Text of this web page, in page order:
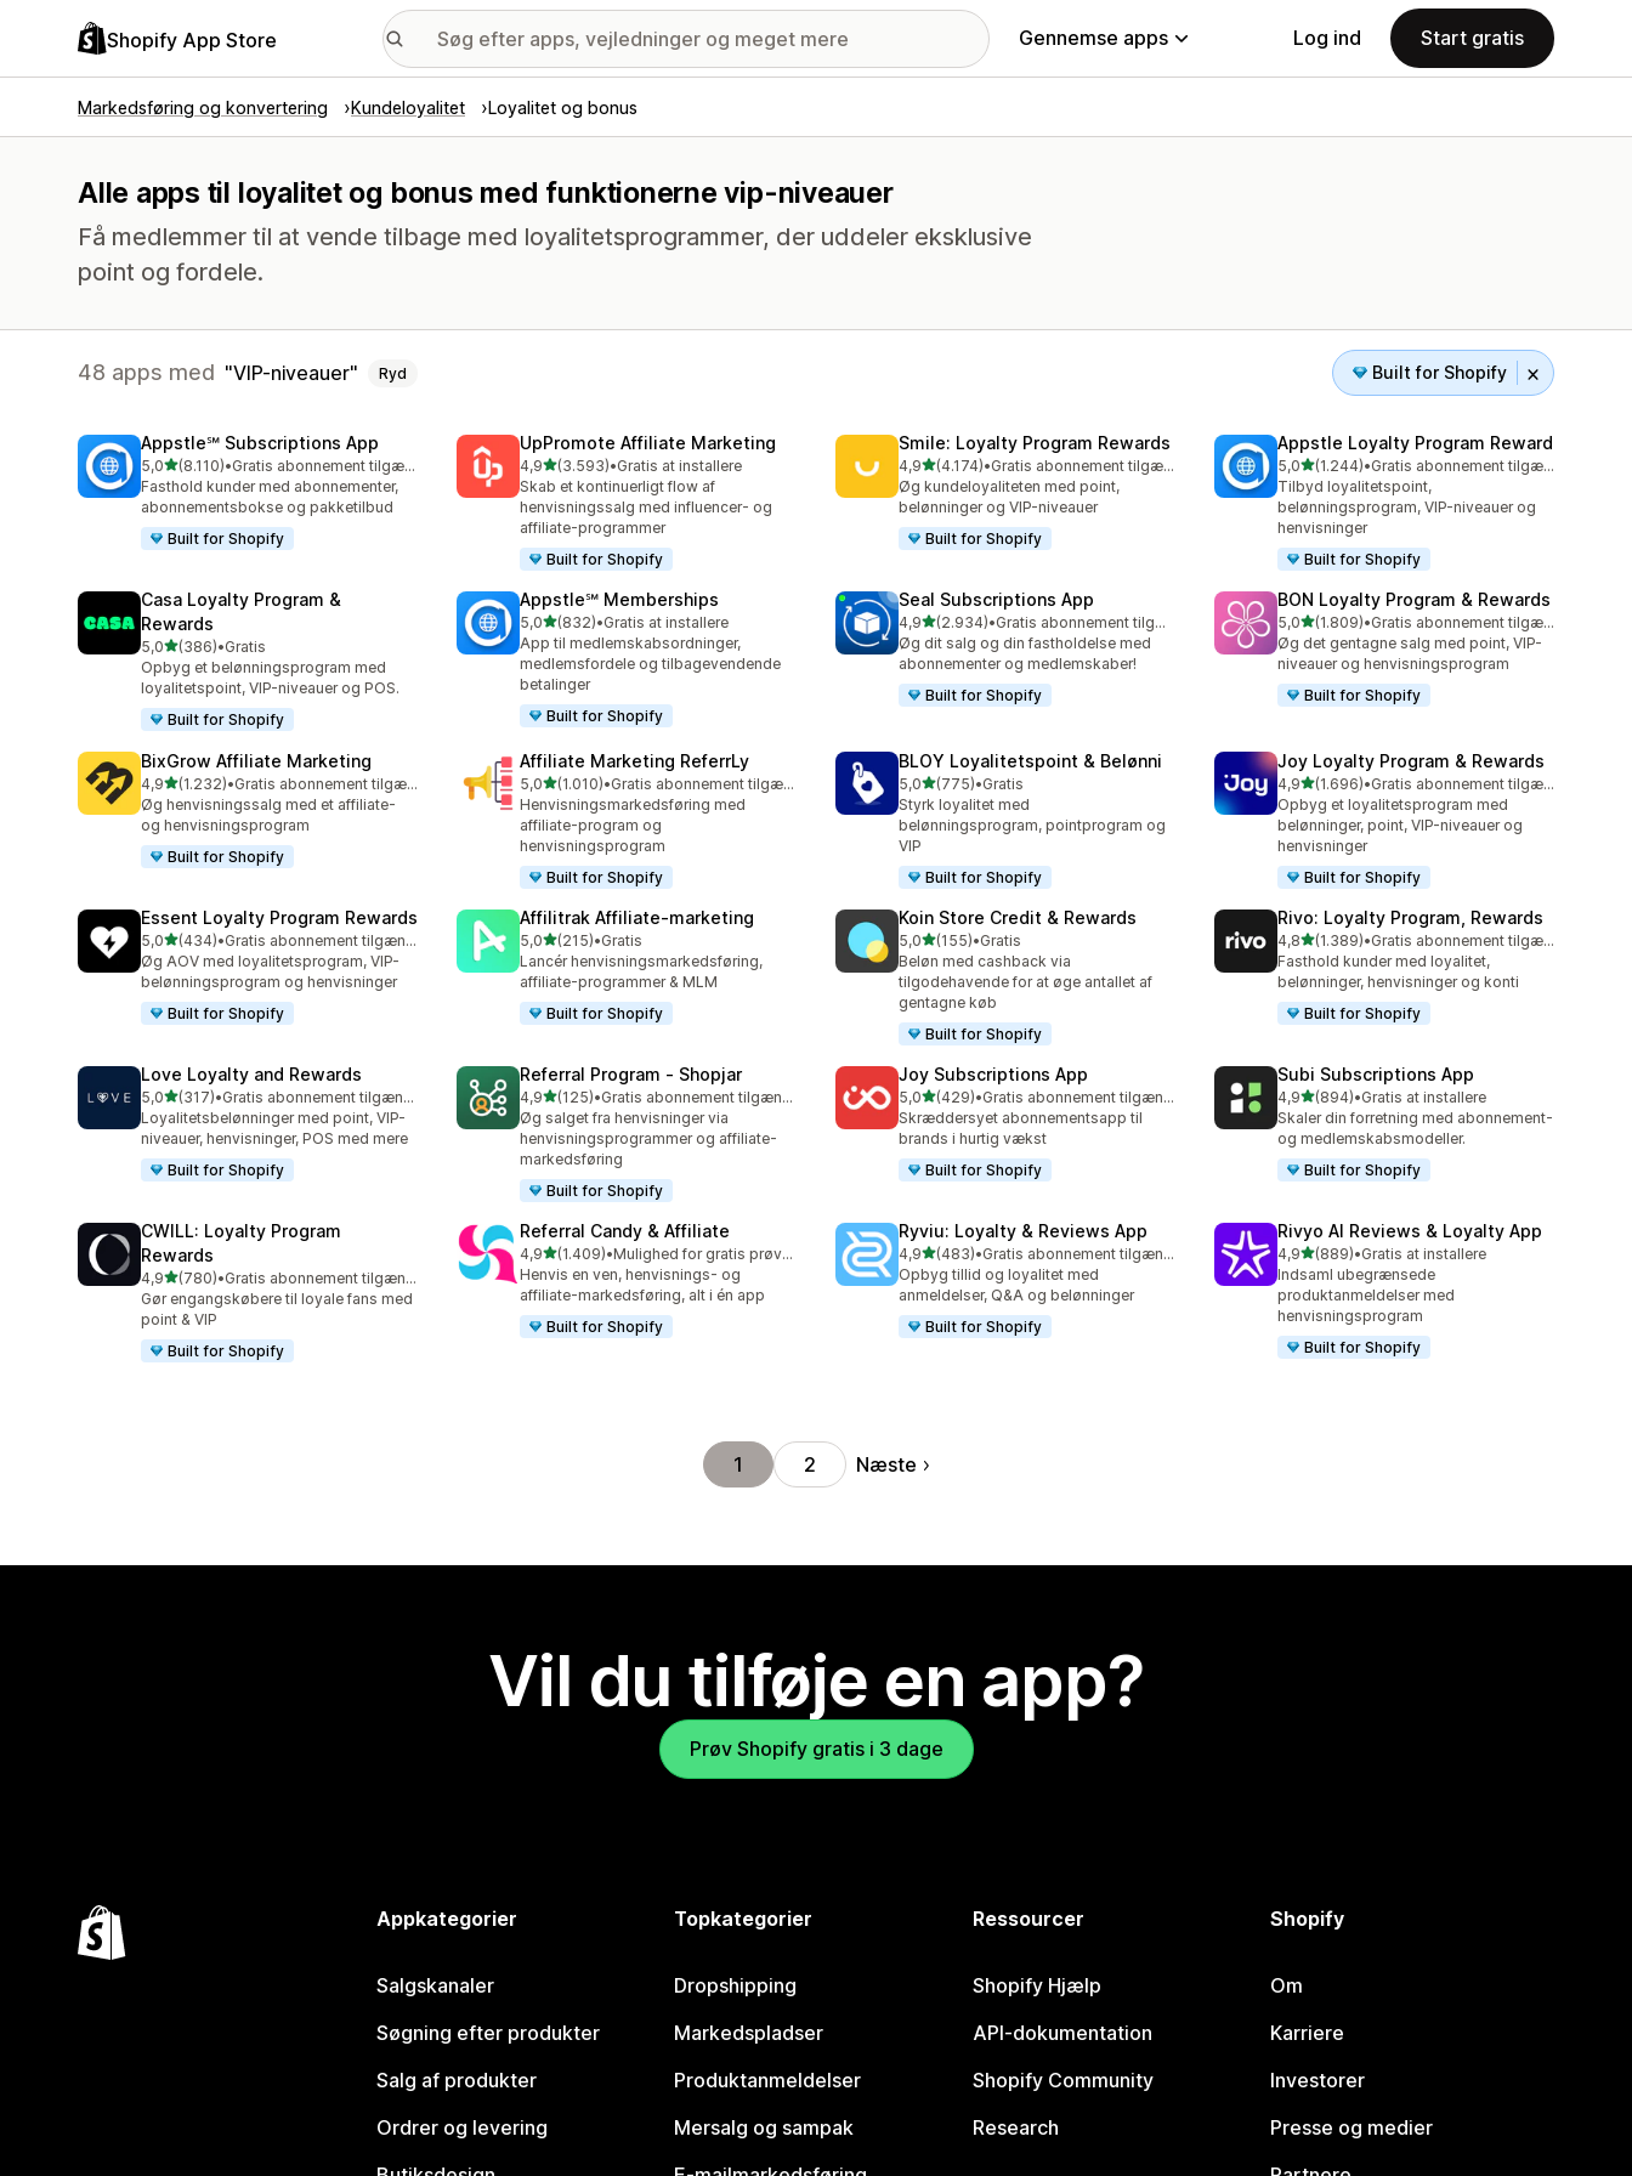
Shopify App Store Gennemse apps Log ind Start gratis
Markedsføring og konvertering Kundeloyalitet Loyalitet og bonus
Alle apps til loyalitet og bonus med funktionerne vip-niveauer
Få medlemmer til at vende tilbage med loyalitetsprogrammer, der uddeler eksklusive
point og fordele.
48 apps med VIP-niveauer Ryd Built for Shopify
Appstle℠ Subscriptions App
5,0ud af 5 stjerner
(8.110)
8110 anmeldelser i alt
•
Gratis abonnement tilgængeligt
Fasthold kunder med abonnementer,
abonnementsbokse og pakketilbud
Built for Shopify
UpPromote Affiliate Marketing
4,9ud af 5 stjerner
(3.593)
3593 anmeldelser i alt
•Gratis at installere
Skab et kontinuerligt flow af
henvisningssalg med influencer- og
affiliate-programmer
Built for Shopify
Smile: Loyalty Program Rewards
4,9ud af 5 stjerner
(4.174)
4174 anmeldelser i alt
•
Gratis abonnement tilgængeligt
Øg kundeloyaliteten med point,
belønninger og VIP-niveauer
Built for Shopify
Appstle Loyalty Program Reward
5,0ud af 5 stjerner
(1.244)
1244 anmeldelser i alt
•
Gratis abonnement tilgængeligt
Tilbyd loyalitetspoint,
belønningsprogram, VIP-niveauer og
henvisninger
Built for Shopify
Casa Loyalty Program &
Rewards
5,0ud af 5 stjerner
(386)
386 anmeldelser i alt
•Gratis
Opbyg et belønningsprogram med
loyalitetspoint, VIP-niveauer og POS.
Built for Shopify
Appstle℠ Memberships
5,0ud af 5 stjerner
(832)
832 anmeldelser i alt
•Gratis at installere
App til medlemskabsordninger,
medlemsfordele og tilbagevendende
betalinger
Built for Shopify
Seal Subscriptions App
4,9ud af 5 stjerner
(2.934)
2934 anmeldelser i alt
•
Gratis abonnement tilgængeligt
Øg dit salg og din fastholdelse med
abonnementer og medlemskaber!
Built for Shopify
BON Loyalty Program & Rewards
5,0ud af 5 stjerner
(1.809)
1809 anmeldelser i alt
•
Gratis abonnement tilgængeligt
Øg det gentagne salg med point, VIP-
niveauer og henvisningsprogram
Built for Shopify
BixGrow Affiliate Marketing
4,9ud af 5 stjerner
(1.232)
1232 anmeldelser i alt
•
Gratis abonnement tilgængeligt
Øg henvisningssalg med et affiliate-
og henvisningsprogram
Built for Shopify
Affiliate Marketing ReferrLy
5,0ud af 5 stjerner
(1.010)
1010 anmeldelser i alt
•
Gratis abonnement tilgængeligt
Henvisningsmarkedsføring med
affiliate-program og
henvisningsprogram
Built for Shopify
BLOY Loyalitetspoint & Belønni
5,0ud af 5 stjerner
(775)
775 anmeldelser i alt
•Gratis
Styrk loyalitet med
belønningsprogram, pointprogram og
VIP
Built for Shopify
Joy Loyalty Program & Rewards
4,9ud af 5 stjerner
(1.696)
1696 anmeldelser i alt
•
Gratis abonnement tilgængeligt
Opbyg et loyalitetsprogram med
belønninger, point, VIP-niveauer og
henvisninger
Built for Shopify
Essent Loyalty Program Rewards
5,0ud af 5 stjerner
(434)
434 anmeldelser i alt
•
Gratis abonnement tilgængeligt
Øg AOV med loyalitetsprogram, VIP-
belønningsprogram og henvisninger
Built for Shopify
Affilitrak Affiliate‑marketing
5,0ud af 5 stjerner
(215)
215 anmeldelser i alt
•Gratis
Lancér henvisningsmarkedsføring,
affiliate-programmer & MLM
Built for Shopify
Koin Store Credit & Rewards
5,0ud af 5 stjerner
(155)
155 anmeldelser i alt
•Gratis
Beløn med cashback via
tilgodehavende for at øge antallet af
gentagne køb
Built for Shopify
Rivo: Loyalty Program, Rewards
4,8ud af 5 stjerner
(1.389)
1389 anmeldelser i alt
•
Gratis abonnement tilgængeligt
Fasthold kunder med loyalitet,
belønninger, henvisninger og konti
Built for Shopify
Love Loyalty and Rewards
5,0ud af 5 stjerner
(317)
317 anmeldelser i alt
•
Gratis abonnement tilgængeligt
Loyalitetsbelønninger med point, VIP-
niveauer, henvisninger, POS med mere
Built for Shopify
Referral Program ‑ Shopjar
4,9ud af 5 stjerner
(125)
125 anmeldelser i alt
•
Gratis abonnement tilgængeligt
Øg salget fra henvisninger via
henvisningsprogrammer og affiliate-
markedsføring
Built for Shopify
Joy Subscriptions App
5,0ud af 5 stjerner
(429)
429 anmeldelser i alt
•
Gratis abonnement tilgængeligt
Skræddersyet abonnementsapp til
brands i hurtig vækst
Built for Shopify
Subi Subscriptions App
4,9ud af 5 stjerner
(894)
894 anmeldelser i alt
•Gratis at installere
Skaler din forretning med abonnement-
og medlemskabsmodeller.
Built for Shopify
CWILL: Loyalty Program
Rewards
4,9ud af 5 stjerner
(780)
780 anmeldelser i alt
•
Gratis abonnement tilgængeligt
Gør engangskøbere til loyale fans med
point & VIP
Built for Shopify
Referral Candy & Affiliate
4,9ud af 5 stjerner
(1.409)
1409 anmeldelser i alt
•
Mulighed for gratis prøveperiode
Henvis en ven, henvisnings- og
affiliate-markedsføring, alt i én app
Built for Shopify
Ryviu: Loyalty & Reviews App
4,9ud af 5 stjerner
(483)
483 anmeldelser i alt
•
Gratis abonnement tilgængeligt
Opbyg tillid og loyalitet med
anmeldelser, Q&A og belønninger
Built for Shopify
Rivyo AI Reviews & Loyalty App
4,9ud af 5 stjerner
(889)
889 anmeldelser i alt
•Gratis at installere
Indsaml ubegrænsede
produktanmeldelser med
henvisningsprogram
Built for Shopify
1 2 Næste
Vil du tilføje en app?
Prøv Shopify gratis i 3 dage
Appkategorier
Salgskanaler
Søgning efter produkter
Salg af produkter
Ordrer og levering
Topkategorier
Dropshipping
Markedspladser
Produktanmeldelser
Mersalg og sampak
Ressourcer
Shopify Hjælp
API-dokumentation
Shopify Community
Research
Shopify
Om
Karriere
Investorer
Presse og medier